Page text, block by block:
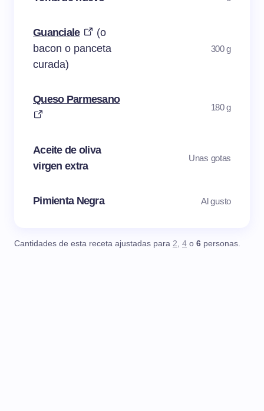
Guanciale
(o
bacon o panceta
curada)
300 g
Queso Parmesano
180 g
Aceite de oliva
virgen extra
Unas gotas
Pimienta Negra Al gusto
Cantidades de esta receta ajustadas para 2, 4 o 6 personas.